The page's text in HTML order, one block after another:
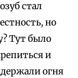
стал
но
Тут было
и
огня